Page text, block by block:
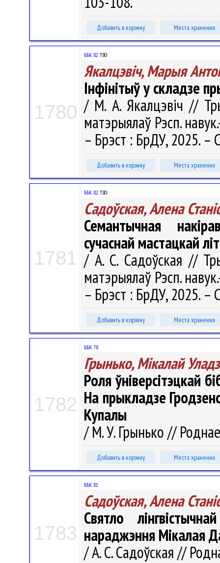
Добавить в корзину Места хранения
1780
ББК 82.Т80
Якалцэвіч, Марыя
Інфінітыў у складзе
/ М. А. Якалцэвіч //
матэрыялаў Рэсп.
– Брэст : БрДУ, 2025. –
Добавить в корзину Места хранения
1781
ББК 82.Т80
Садоўская, Алена
Семантычная
сучаснай мастацкай
/ А. С. Садоўская //
матэрыялаў Рэсп.
– Брэст : БрДУ, 2025. –
Добавить в корзину Места хранения
1782
ББК 78
Грынько, Мікалай
Роля ўніверсітэцкай
На прыкладзе
Купалы
/ М. У. Грынько //
Добавить в корзину Места хранения
1783
ББК 81
Садоўская, Алена
Святло
нараджэння Мікалая
/ А. С. Садоўская //